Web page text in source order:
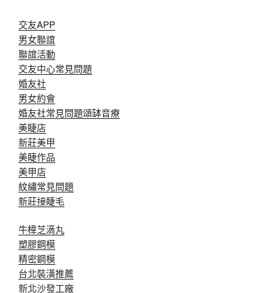
交友APP
男女聯誼
聯誼活動
交友中心常見問題
婚友社
男女約會
婚友社常見問題頌缽音療
美睫店
新莊美甲
美睫作品
美甲店
紋繡常見問題
新莊接睫毛
牛樟芝滴丸
塑膠鋼模
精密鋼模
台北裝潢推薦
新北沙發工廠